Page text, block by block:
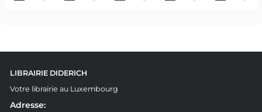
LIBRAIRIE DIDERICH
Votre librairie au Luxembourg
Adresse: